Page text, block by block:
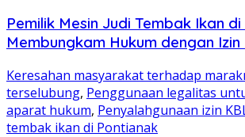
Pemilik Mesin Judi Tembak Ikan
Membungkam Hukum dengan Izin
Keresahan masyarakat terhadap
terselubung, Penggunaan legalitas
aparat hukum, Penyalahgunaan izin
tembak ikan di Pontianak